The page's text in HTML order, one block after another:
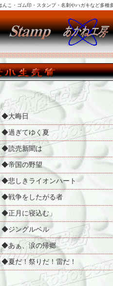
こ・ゴム印・スタンプ・名刺やハガキなど多種
◆大晦日
◆過ぎてゆく夏
◆読売新聞は
◆帝国の野望
◆悲しきライオンハート
◆戦争をしたがる者
◆正月に寝込む」
◆ジングルベル
◆あぁ、涙の帰郷
◆夏だ！祭りだ！雷だ！